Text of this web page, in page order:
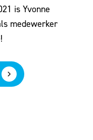
is Yvonne
medewerker